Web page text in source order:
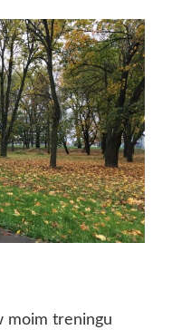
moim treningu